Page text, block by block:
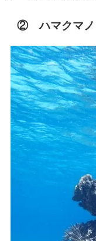
② ハマクマノ